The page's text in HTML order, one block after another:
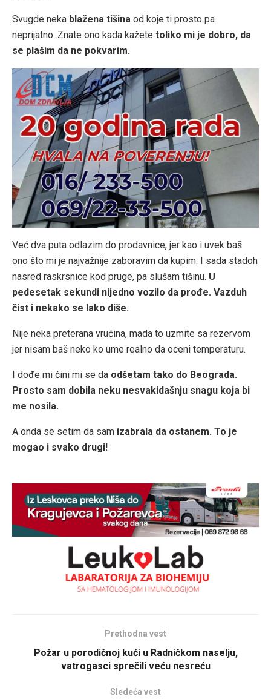
Svugde neka blažena tišina od koje ti prosto pa
neprijatno. Znate ono kada kažete toliko mi je dobro, da
se plašim da ne pokvarim.
Već dva puta odlazim do prodavnice, jer kao i uvek baš
ono što mi je najvažnije zaboravim da kupim. I sada stadoh
nasred raskrsnice kod pruge, pa slušam tišinu. U
pedesetak sekundi nijedno vozilo da prođe. Vazduh
čist i nekako se lako diše.
Nije neka preterana vrućina, mada to uzmite sa rezervom
jer nisam baš neko ko ume realno da oceni temperaturu.
I dođe mi čini mi se da odšetam tako do Beograda.
Prosto sam dobila neku nesvakidašnju snagu koja bi
me nosila.
A onda se setim da sam izabrala da ostanem. To je
mogao i svako drugi!
Prethodna vest
Požar u porodičnoj kući u Radničkom naselju,
vatrogasci sprečili veću nesreću
Sledeća vest